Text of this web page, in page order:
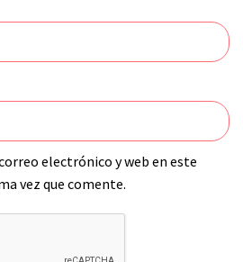
electrónico y web en este
vez que comente.